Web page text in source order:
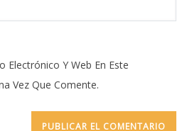
Electrónico Y Web En Este
Vez Que Comente.